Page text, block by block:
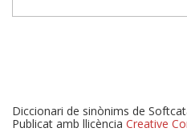
Diccionari de sinònims de
Publicat amb llicència Creative